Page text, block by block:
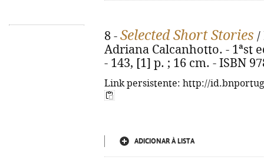
8 - Selected Short Stories /
Adriana Calcanhotto. - 1ªst
- 143, [1] p. ; 16 cm. - ISBN
Link persistente: http://
ADICIONAR À LISTA